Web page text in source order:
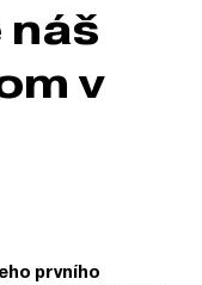
náš
v
prvního